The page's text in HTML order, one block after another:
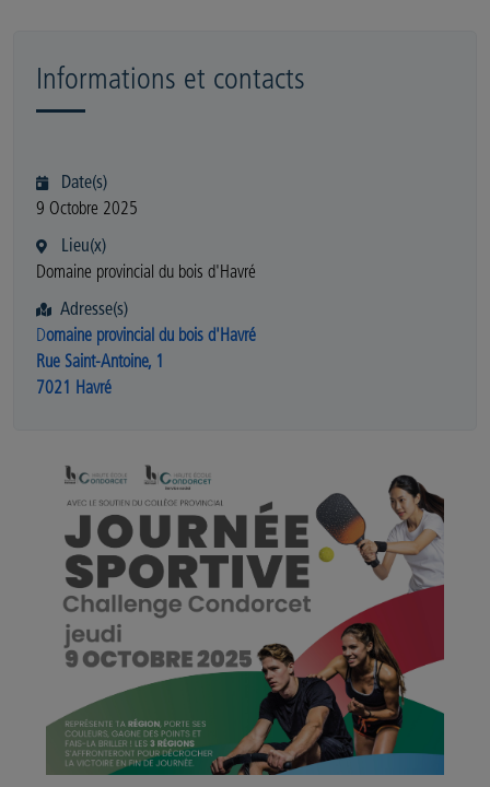
Informations et contacts
Date(s)
9 Octobre 2025
Lieu(x)
Domaine provincial du bois d'Havré
Adresse(s)
Domaine provincial du bois d'Havré
Rue Saint-Antoine, 1
7021 Havré